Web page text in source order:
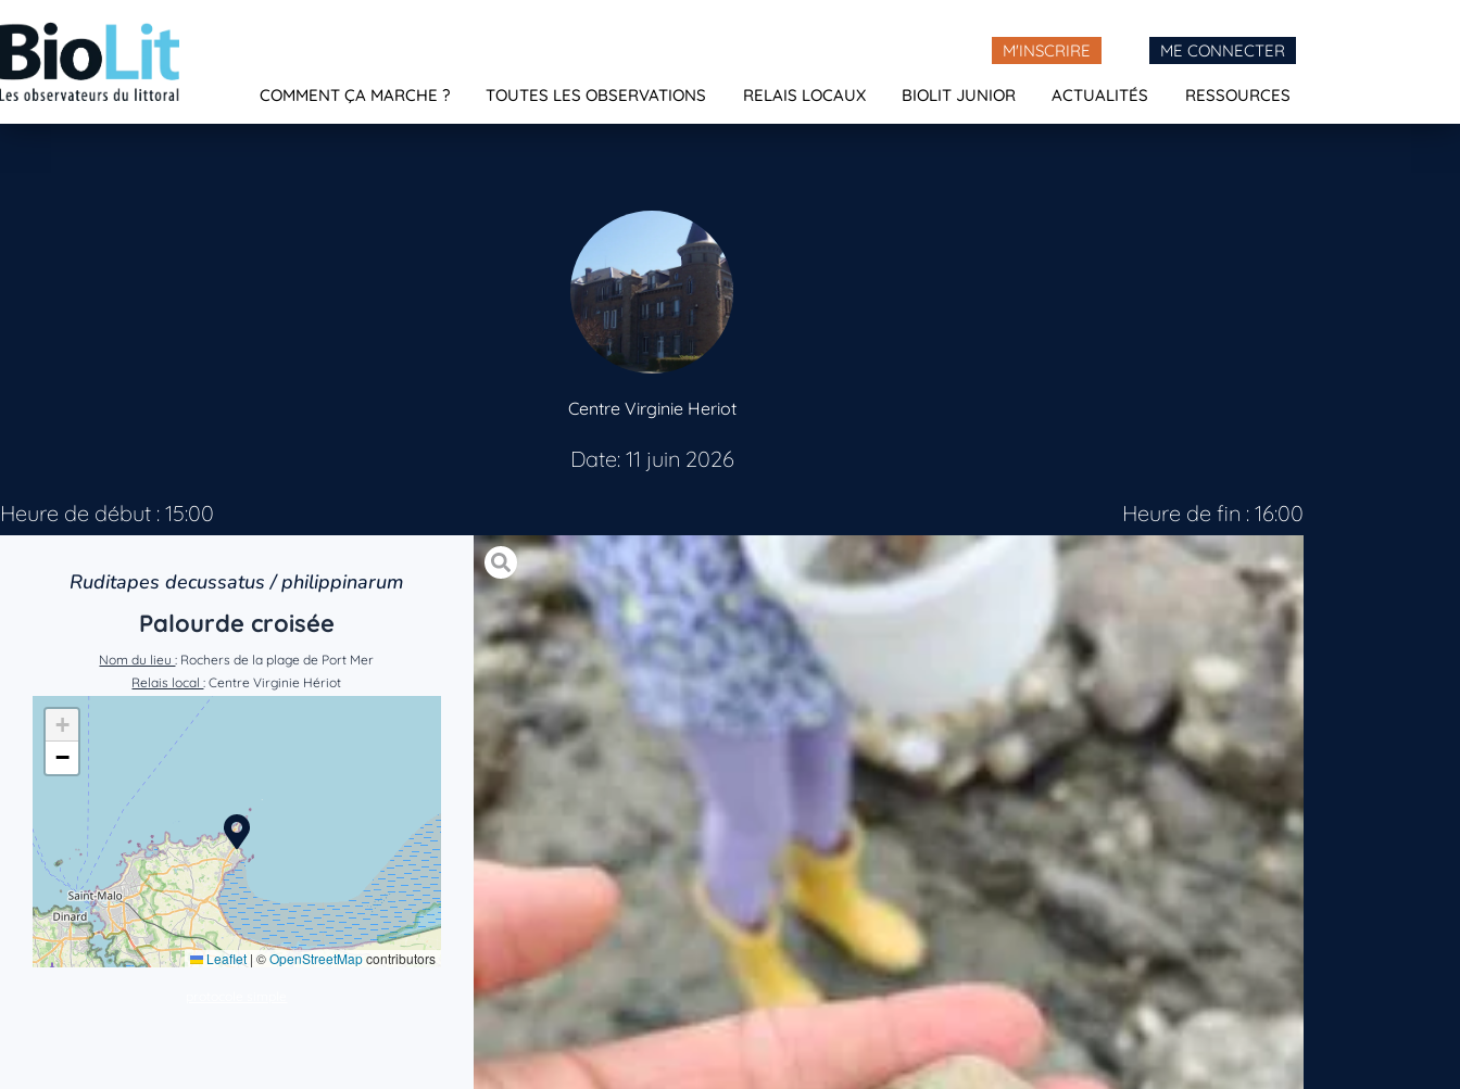
M'INSCRIRE ME CONNECTER
COMMENT ÇA MARCHE ? TOUTES LES OBSERVATIONS RELAIS LOCAUX BIOLIT JUNIOR ACTUALITÉS RESSOURCES
Centre Virginie Heriot
Date: 11 juin 2026
Heure de début : 15:00
Heure de fin : 16:00
Ruditapes decussatus / philippinarum
Palourde croisée
Nom du lieu: Rochers de la plage de Port Mer
Relais local: Centre Virginie Hériot
+
−
Leaflet | ©OpenStreetMapcontributors